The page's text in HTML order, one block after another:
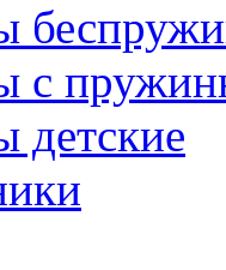
с
детские